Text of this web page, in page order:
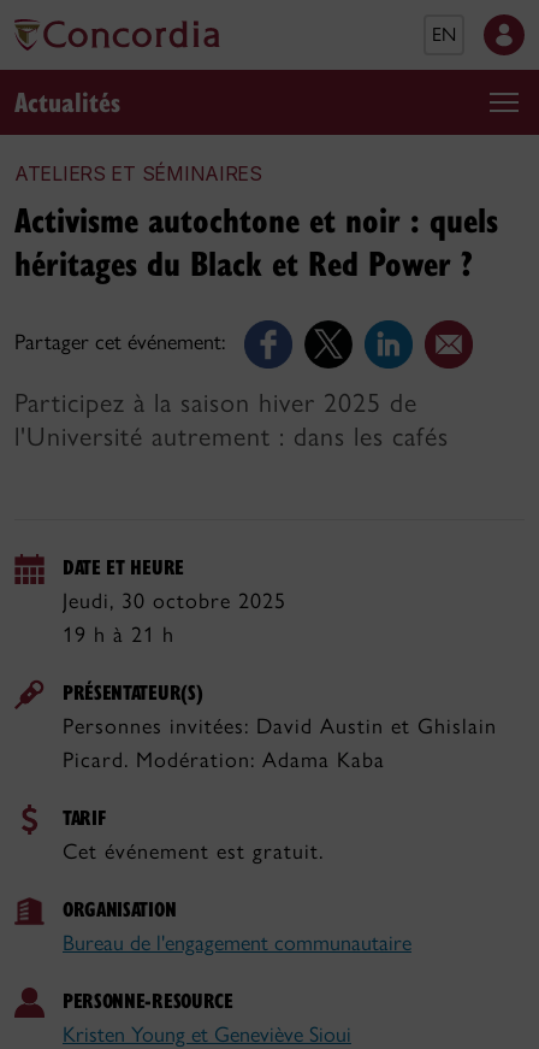
EN
Actualités
ATELIERS ET SÉMINAIRES
Partager cet événement:
Activisme autochtone et noir : quels
héritages du Black et Red Power ?
Participez à la saison hiver 2025 de
l'Université autrement : dans les cafés
DATE ET HEURE
Jeudi, 30 octobre 2025
19 h à 21 h
PRÉSENTATEUR(S)
Personnes invitées: David Austin et Ghislain
Picard. Modération: Adama Kaba
TARIF
Cet événement est gratuit.
ORGANISATION
Bureau de l'engagement communautaire
PERSONNE-RESOURCE
Kristen Young et Geneviève Sioui